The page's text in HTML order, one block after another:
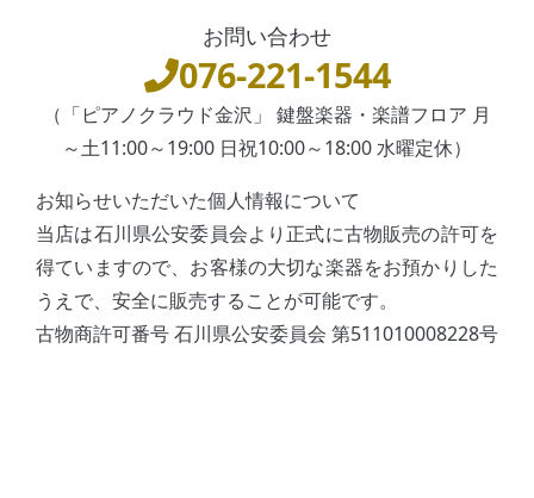
お問い合わせ
076-221-1544
（「ピアノクラウド金沢」 鍵盤楽器・楽譜フロア 月
～土11:00～19:00 日祝10:00～18:00 水曜定休）
お知らせいただいた個人情報について
当店は石川県公安委員会より正式に古物販売の許可を
得ていますので、お客様の大切な楽器をお預かりした
うえで、安全に販売することが可能です。
古物商許可番号 石川県公安委員会 第511010008228号